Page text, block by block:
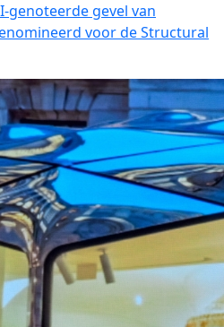
genoteerde gevel van
voor de Structural